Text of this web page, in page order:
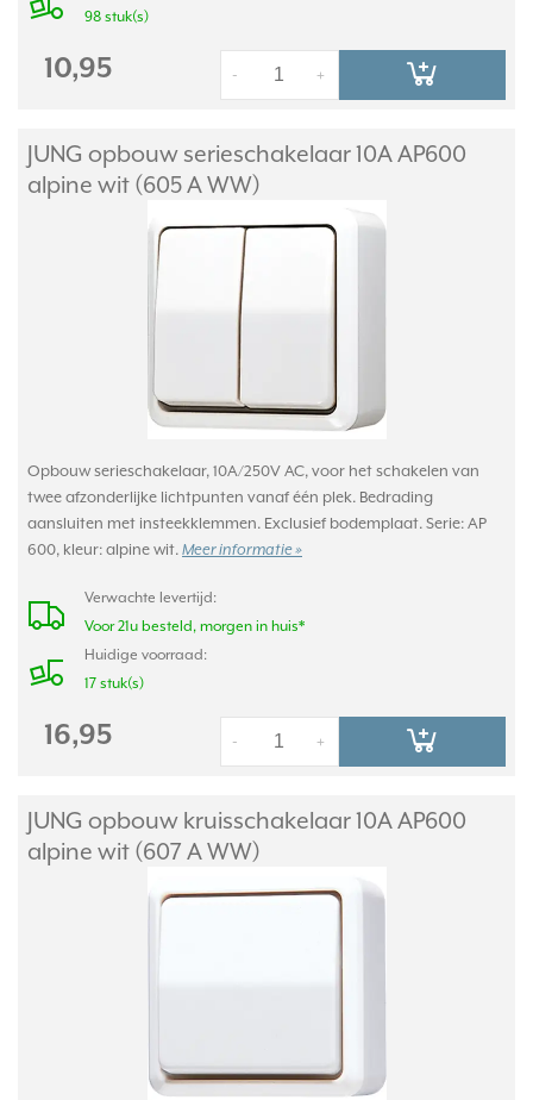
98 stuk(s)
10,95 +
-
JUNG opbouw serieschakelaar 10A AP600
alpine wit (605 A WW)
Opbouw serieschakelaar, 10A/250V AC, voor het schakelen van
twee afzonderlijke lichtpunten vanaf één plek. Bedrading
aansluiten met insteekklemmen. Exclusief bodemplaat. Serie: AP
600, kleur: alpine wit. Meer informatie »
Verwachte levertijd:
Voor 21u besteld, morgen in huis*
Huidige voorraad:
17 stuk(s)
16,95 +
-
JUNG opbouw kruisschakelaar 10A AP600
alpine wit (607 A WW)